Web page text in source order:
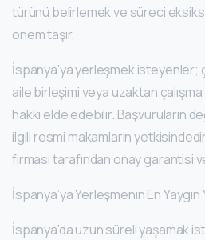
türünü belirlemek ve süreci
önem taşır.
İspanya’ya yerleşmek isteyenler;
aile birleşimi veya uzaktan
hakkı elde edebilir. Başvuruların
ilgili resmi makamların
firması tarafından onay garantisi
İspanya’ya Yerleşmenin En Yaygın
İspanya’da uzun süreli yaşamak